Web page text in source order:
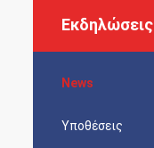
Εκδηλώσεις
News
Υποθέσεις